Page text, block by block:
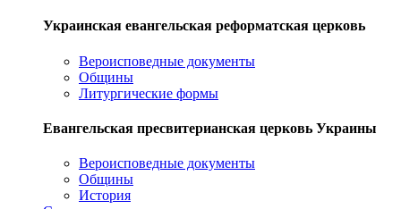
Украинская евангельская реформатская церковь
Вероисповедные документы
Общины
Литургические формы
Евангельская пресвитерианская церковь Украины
Вероисповедные документы
Общины
История